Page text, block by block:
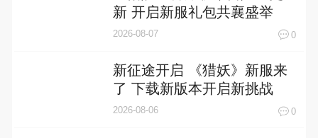
新 开启新服礼包共襄盛举
2026-08-07 0
新征途开启 《猎妖》新服来
了 下载新版本开启新挑战
2026-08-06 0